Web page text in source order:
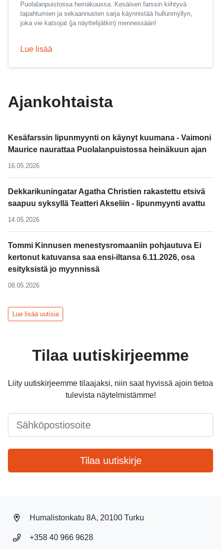
Ajankohtaista
Kesäfarssin lipunmyynti on käynyt kuumana - Vaimoni
Maurice naurattaa Puolalanpuistossa heinäkuun ajan
16.05.2026
Dekkarikuningatar Agatha Christien rakastettu etsivä
saapuu syksyllä Teatteri Akseliin - lipunmyynti avattu
14.05.2026
Tommi Kinnusen menestysromaaniin pohjautuva Ei
kertonut katuvansa saa ensi-iltansa 6.11.2026, osa
esityksistä jo myynnissä
08.05.2026
Lue lisää uutisia
Puolalanpuistossa heinäkuussa. Kesäisen farssin kiihtyvä
tapahtumien ja sekaannusten sarja käynnistää hullunmyllyn,
joka vie katsojat (ja näyttelijätkin) mennessään!
Lue lisää
Tilaa uutiskirjeemme
Liity uutiskirjeemme tilaajaksi, niin saat hyvissä ajoin tietoa
tulevista näytelmistämme!
Tilaa uutiskirje
Humalistonkatu 8A, 20100 Turku
+358 40 966 9628